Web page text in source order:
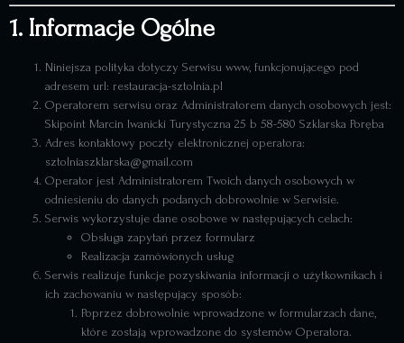
1. Informacje Ogólne
Niniejsza polityka dotyczy Serwisu www, funkcjonującego pod
adresem url: restauracja-sztolnia.pl
Operatorem serwisu oraz Administratorem danych osobowych jest:
Skipoint Marcin Iwanicki Turystyczna 25 b 58-580 Szklarska Poręba
Adres kontaktowy poczty elektronicznej operatora:
sztolniaszklarska@gmail.com
Operator jest Administratorem Twoich danych osobowych w
odniesieniu do danych podanych dobrowolnie w Serwisie.
Serwis wykorzystuje dane osobowe w następujących celach:
Obsługa zapytań przez formularz
Realizacja zamówionych usług
Serwis realizuje funkcje pozyskiwania informacji o użytkownikach i
ich zachowaniu w następujący sposób:
Poprzez dobrowolnie wprowadzone w formularzach dane,
które zostają wprowadzone do systemów Operatora.